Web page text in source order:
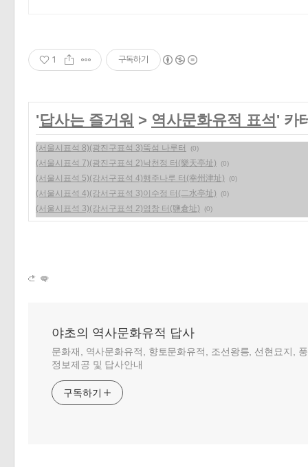
1 구독하기
'답사는 즐거워 > 역사문화유적 표석 ' 카
(서울시표석 8)(광진구표석 3)뚝섬 나루터 (0)
(서울시표석 7)(광진구표석 2)낙천정 터(樂天亭址) (0)
(서울시표석 5)(강서구표석 4)행주나루 터(幸州津址) (0)
(서울시표석 4)(강서구표석 3)이수정 터(二水亭址) (0)
(서울시표석 3)(강서구표석 2)염창 터(鹽倉址) (0)
야초의 역사문화유적 답사
문화재, 역사문화유적, 향토문화유적, 조선왕릉, 선현묘지,
정보제공 및 답사안내
구독하기